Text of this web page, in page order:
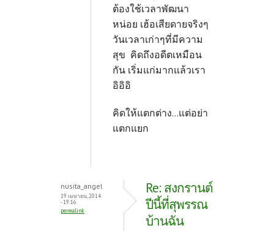
ต้องใช้เวลาพัฒนา
หน่อย เฮ้อเสียดายจริงๆ
วันเวลาเก่าๆที่มีความ
สุข คิดถึงอดีตเหมือน
กัน เริ่มแก่มากแล้วเรา
อิอิอิ
คิดให้แตกต่าง...แต่อย่า
แตกแยก
nusita_angel
19 เมษายน, 2014
- 19:16
permalink
Re: สงกรานต์
ปีนี้ที่สุพรรณ
บ้านฉัน